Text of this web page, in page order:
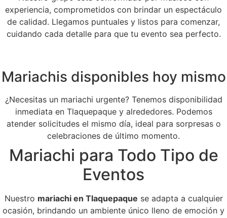
experiencia, comprometidos con brindar un espectáculo
de calidad. Llegamos puntuales y listos para comenzar,
cuidando cada detalle para que tu evento sea perfecto.
Mariachis disponibles hoy mismo
¿Necesitas un mariachi urgente? Tenemos disponibilidad
inmediata en Tlaquepaque y alrededores. Podemos
atender solicitudes el mismo día, ideal para sorpresas o
celebraciones de último momento.
Mariachi para Todo Tipo de
Eventos
Nuestro mariachi en Tlaquepaque se adapta a cualquier
ocasión, brindando un ambiente único lleno de emoción y